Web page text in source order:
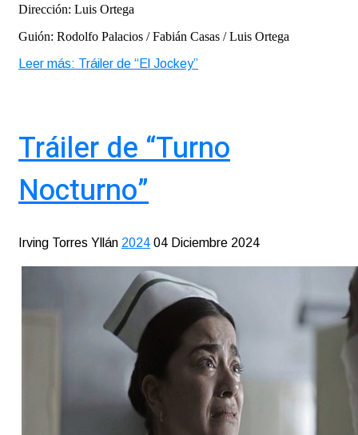
Dirección: Luis Ortega
Guión: Rodolfo Palacios / Fabián Casas / Luis Ortega
Leer más: Tráiler de “El Jockey”
Tráiler de “Turno
Nocturno”
Irving Torres Yllán 2024 04 Diciembre 2024